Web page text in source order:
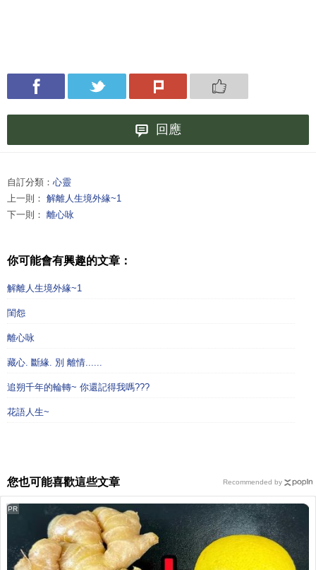
回應
自訂分類： 心靈
上一則： 解離人生境外緣~1
下一則： 離心咏
你可能會有興趣的文章：
解離人生境外緣~1
閨怨
離心咏
藏心. 斷緣. 別 離情......
追朔千年的輪轉~ 你還記得我嗎???
花語人生~
您也可能喜歡這些文章
PR
Recommended by